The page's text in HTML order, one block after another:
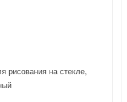
рисования на стекле,